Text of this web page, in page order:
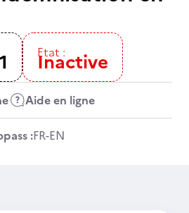
Etat :
Inactive
Aide en ligne
:FR-EN